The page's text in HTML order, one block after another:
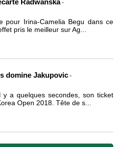
Radwanska -
pour Irina-Camelia Begu dans ce
pris le meilleur sur Ag...
domine Jakupovic -
y a quelques secondes, son ticket
Open 2018. Tête de s...